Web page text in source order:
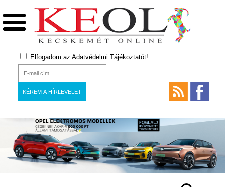
Elfogadom az Adatvédelmi Tájékoztatót!